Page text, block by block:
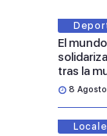
El
tras la
8